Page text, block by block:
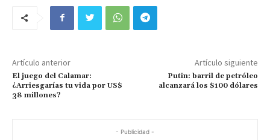
Artículo anterior
El juego del Calamar:
¿Arriesgarías tu vida por US$
38 millones?
Artículo siguiente
Putin: barril de petróleo
alcanzará los $100 dólares
- Publicidad -